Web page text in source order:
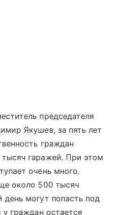
председателя
Якушев, за пять лет
граждан
гаражей. При этом
очень много.
около 500 тысяч
день могут попасть под
граждан остается